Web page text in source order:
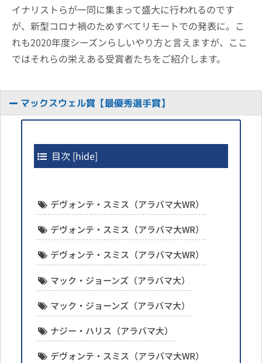
イナリストらが一同に集まって盛大に行われるのです
が、新型コロナ禍のためすべてリモートでの発表に。こ
れも2020年度シーズンらしいやり方と言えますが、ここ
ではそれらの栄えある受賞者たちをご紹介します。
マックスウェル賞【最優秀選手賞】
目次 [hide]
デヴォンテ・スミス（アラバマ大WR）
デヴォンテ・スミス（アラバマ大WR）
デヴォンテ・スミス（アラバマ大WR）
マック・ジョーンズ（アラバマ大）
マック・ジョーンズ（アラバマ大）
ナジー・ハリス（アラバマ大）
デヴォンテ・スミス（アラバマ大WR）